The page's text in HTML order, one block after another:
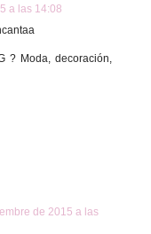
a las 14:08
? Moda, decoración,
de 2015 a las